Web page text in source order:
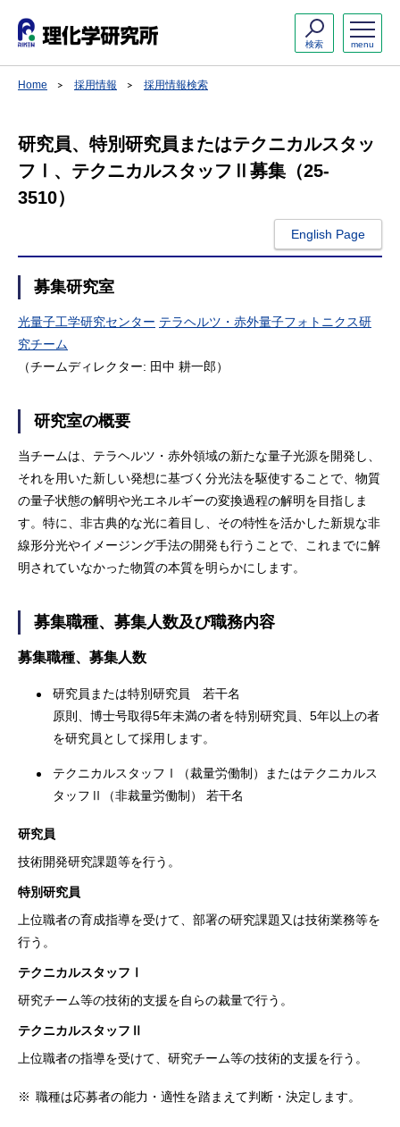
menu
検索
Home 採用情報 採用情報検索
研究員、特別研究員またはテクニカルスタッ
フⅠ、テクニカルスタッフⅡ募集（25-
3510）
English Page
募集研究室
光量子工学研究センター テラヘルツ・赤外量子フォトニクス研
究チーム
（チームディレクター: 田中 耕一郎）
研究室の概要
当チームは、テラヘルツ・赤外領域の新たな量子光源を開発し、
それを用いた新しい発想に基づく分光法を駆使することで、物質
の量子状態の解明や光エネルギーの変換過程の解明を目指しま
す。特に、非古典的な光に着目し、その特性を活かした新規な非
線形分光やイメージング手法の開発も行うことで、これまでに解
明されていなかった物質の本質を明らかにします。
募集職種、募集人数及び職務内容
募集職種、募集人数
研究員または特別研究員 若干名
原則、博士号取得5年未満の者を特別研究員、5年以上の者
を研究員として採用します。
テクニカルスタッフⅠ（裁量労働制）またはテクニカルス
タッフⅡ（非裁量労働制） 若干名
研究員
技術開発研究課題等を行う。
特別研究員
上位職者の育成指導を受けて、部署の研究課題又は技術業務等を
行う。
テクニカルスタッフⅠ
研究チーム等の技術的支援を自らの裁量で行う。
テクニカルスタッフⅡ
上位職者の指導を受けて、研究チーム等の技術的支援を行う。
※ 職種は応募者の能力・適性を踏まえて判断・決定します。